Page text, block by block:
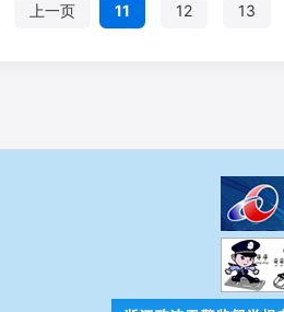
上一页 11 12 13